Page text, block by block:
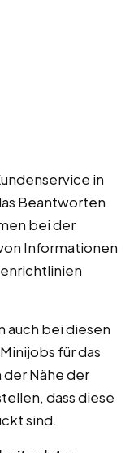
in
Beantworten
bei der
Informationen
auch bei diesen
für das
der Nähe der
dass diese
sind.